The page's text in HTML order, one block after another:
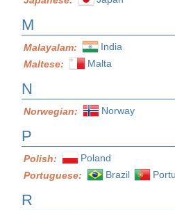
M
Malayalam:
India
Maltese:
Malta
N
Norwegian: Norway
P
Polish:
Poland
Portuguese:
Brazil
R